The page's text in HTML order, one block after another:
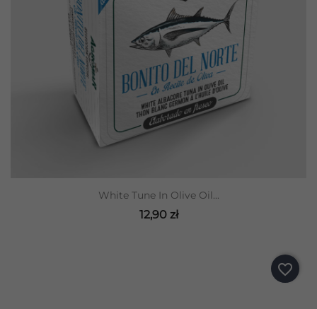
White Tune In Olive Oil...
12,90 zł
favorite_border